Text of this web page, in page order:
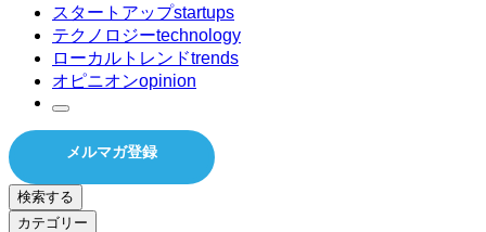
スタートアップstartups
テクノロジーtechnology
ローカルトレンドtrends
オピニオンopinion
メルマガ登録
検索する
カテゴリー